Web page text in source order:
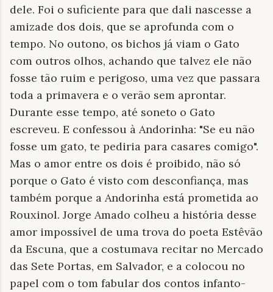
dele. Foi o suficiente para que dali nascesse a
amizade dos dois, que se aprofunda com o
tempo. No outono, os bichos já viam o Gato
com outros olhos, achando que talvez ele não
fosse tão ruim e perigoso, uma vez que passara
toda a primavera e o verão sem aprontar.
Durante esse tempo, até soneto o Gato
escreveu. E confessou à Andorinha: "Se eu não
fosse um gato, te pediria para casares comigo".
Mas o amor entre os dois é proibido, não só
porque o Gato é visto com desconfiança, mas
também porque a Andorinha está prometida ao
Rouxinol. Jorge Amado colheu a história desse
amor impossível de uma trova do poeta Estêvão
da Escuna, que a costumava recitar no Mercado
das Sete Portas, em Salvador, e a colocou no
papel com o tom fabular dos contos infanto-